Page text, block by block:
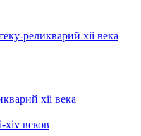
реликварий xii века
xii века
xiv веков